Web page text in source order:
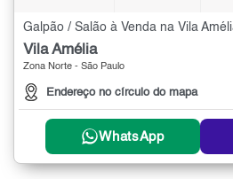
Galpão / Salão à Venda na Vila
Vila Amélia
Zona Norte - São Paulo
Endereço no círculo do mapa
WhatsApp